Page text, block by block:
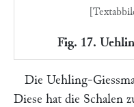
Fig. 17.
Die Uehling-
Diese hat die Schalen